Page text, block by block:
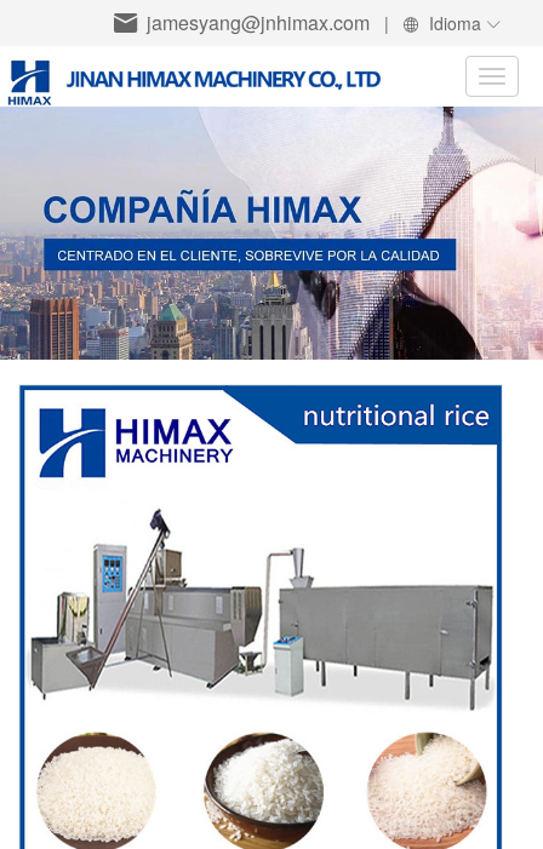
jamesyang@jnhimax.com | Idioma
Toggle